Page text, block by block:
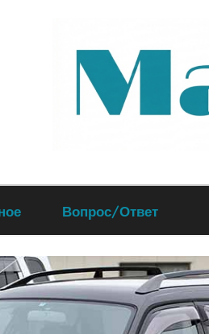
Руководство
по
обслуживанию
вашего
Вопрос/Ответ